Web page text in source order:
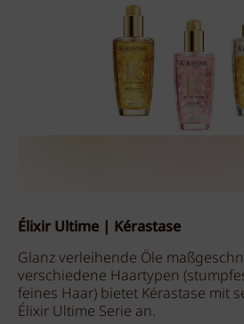
Élixir Ultime | Kérastase
Glanz verleihende Öle
verschiedene Haartypen
feines Haar) bietet Kérastase mit
Élixir Ultime Serie an.